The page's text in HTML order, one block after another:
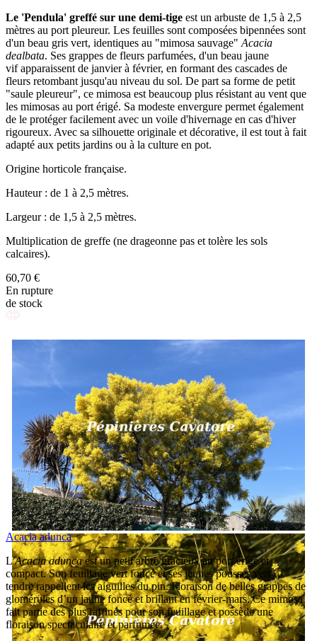
Le 'Pendula' greffé sur une demi-tige est un arbuste de 1,5 à 2,5
mètres au port pleureur. Les feuilles sont composées bipennées sont
d'un beau gris vert, identiques au "mimosa sauvage" Acacia
dealbata. Ses grappes de fleurs parfumées, d'un beau jaune
vif apparaissent de janvier à février, en formant des cascades de
fleurs retombant jusqu'au niveau du sol. De part sa forme de petit
"saule pleureur", ce mimosa est beaucoup plus résistant au vent que
les mimosas au port érigé. Sa modeste envergure permet également
de le protéger facilement avec un voile d'hivernage en cas d'hiver
rigoureux. Avec sa silhouette originale et décorative, il est tout à fait
adapté aux petits jardins ou à la culture en pot.
Origine horticole française.
Hauteur : de 1 à 2,5 mètres.
Largeur : de 1,5 à 2,5 mètres.
Multiplication de greffe (ne drageonne pas et tolère les sols
calcaires).
60,70 €
En rupture
de stock
Acacia adunca
L'Acacia aduncaest un petit arbre gracieux au port érigé et
compact. Son feuillage vert foncé et ses jeunes pousses vert
tendre rappellent les aiguilles du pin. Floraison de belles grappes de
glomérules d’un jaune foncé et brillant en février-mars. Ce mimosa
fait partie des plus raffinés pour son feuillage et possède une
floraison spectaculaire et parfumée.